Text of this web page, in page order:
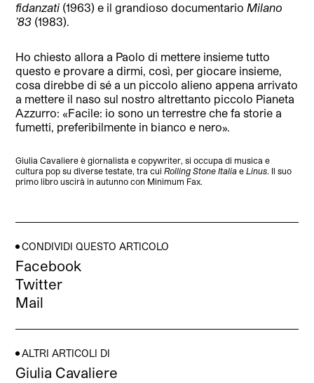
fidanzati (1963) e il grandioso documentarioMilano
’83 (1983).
Ho chiesto allora a Paolo di mettere insieme tutto
questo e provare a dirmi, così, per giocare insieme,
cosa direbbe di sé a un piccolo alieno appena arrivato
a mettere il naso sul nostro altrettanto piccolo Pianeta
Azzurro: «Facile: io sono un terrestre che fa storie a
fumetti, preferibilmente in bianco e nero».
Giulia Cavaliere è giornalista e copywriter, si occupa di musica e
cultura pop su diverse testate, tra cuiRolling Stone Italia eLinus. Il suo
primo libro uscirà in autunno con Minimum Fax.
CONDIVIDI QUESTO ARTICOLO
Facebook
Twitter
Mail
ALTRI ARTICOLI DI
Giulia Cavaliere